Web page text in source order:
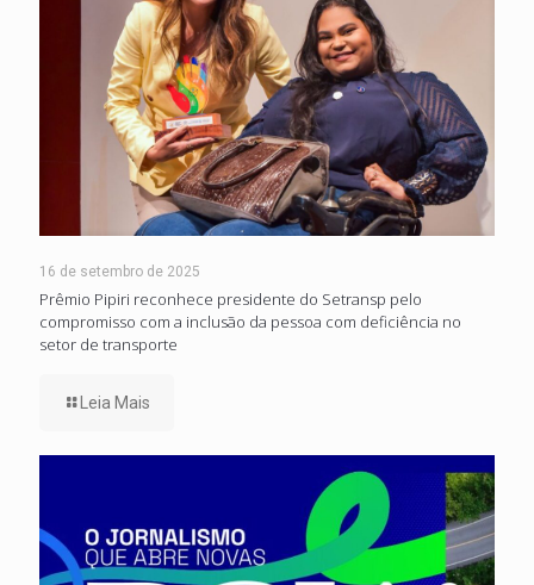
16 de setembro de 2025
Prêmio Pipiri reconhece presidente do Setransp pelo
compromisso com a inclusão da pessoa com deficiência no
setor de transporte
Leia Mais